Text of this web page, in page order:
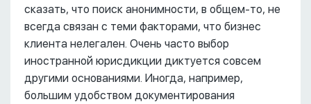
сказать, что поиск анонимности, в общем-то, не
всегда связан с теми факторами, что бизнес
клиента нелегален. Очень часто выбор
иностранной юрисдикции диктуется совсем
другими основаниями. Иногда, например,
большим удобством документирования